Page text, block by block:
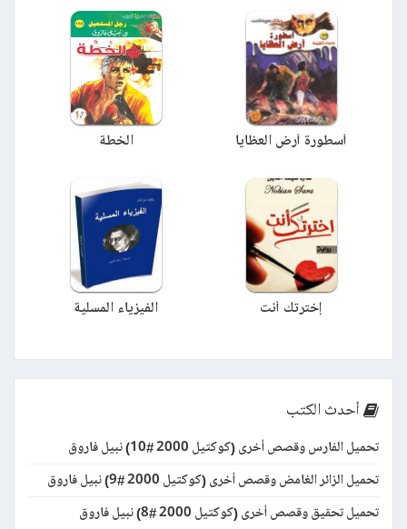
أسطورة أرض العظايا الخطة
إخترتك أنت الفيزياء المسلية
أحدث الكتب
تحميل الفارس وقصص أخرى (كوكتيل 2000 #10) نبيل فاروق
تحميل الزائر الغامض وقصص أخرى (كوكتيل 2000 #9) نبيل فاروق
تحميل تحقيق وقصص أخرى (كوكتيل 2000 #8) نبيل فاروق